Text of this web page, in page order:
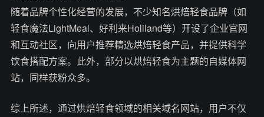
随着品牌个性化经营的发展，不少知名烘焙轻食品牌（如
轻食魔法LightMeal、好利来Holiland等）开设了企业官网
和互动社区，向用户推荐精选烘焙轻食产品，并提供科学
饮食搭配方案。此外，部分以烘焙轻食为主题的自媒体网
站，同样获粉众多。
综上所述，通过烘焙轻食领域的相关域名网站，用户不仅